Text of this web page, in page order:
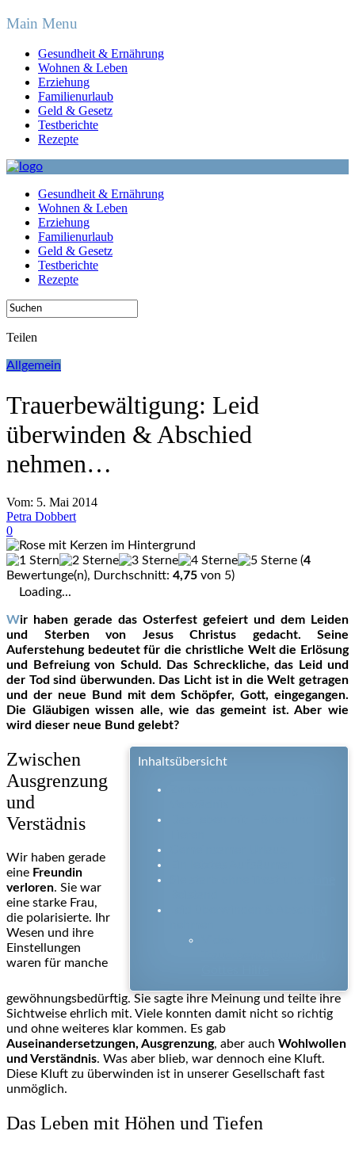
Main Menu
Gesundheit & Ernährung
Wohnen & Leben
Erziehung
Familienurlaub
Geld & Gesetz
Testberichte
Rezepte
Gesundheit & Ernährung
Wohnen & Leben
Erziehung
Familienurlaub
Geld & Gesetz
Testberichte
Rezepte
Teilen
Allgemein
Trauerbewältigung: Leid
überwinden & Abschied
nehmen…
Vom: 5. Mai 2014
Petra Dobbert
0
(4
Bewertunge(n), Durchschnitt: 4,75 von 5)
Loading...
Wir haben gerade das Osterfest gefeiert und dem Leiden
und Sterben von Jesus Christus gedacht. Seine
Auferstehung bedeutet für die christliche Welt die Erlösung
und Befreiung von Schuld. Das Schreckliche, das Leid und
der Tod sind überwunden. Das Licht ist in die Welt getragen
und der neue Bund mit dem Schöpfer, Gott, eingegangen.
Die Gläubigen wissen alle, wie das gemeint ist. Aber wie
wird dieser neue Bund gelebt?
Inhaltsübersicht
Zwischen
Ausgrenzung
und
Verstädnis
Wir haben gerade
eine Freundin
verloren. Sie war
eine starke Frau,
die polarisierte. Ihr
Wesen und ihre
Einstellungen
waren für manche
gewöhnungsbedürftig. Sie sagte ihre Meinung und teilte ihre
Sichtweise ehrlich mit. Viele konnten damit nicht so richtig
und ohne weiteres klar kommen. Es gab
Auseinandersetzungen, Ausgrenzung, aber auch Wohlwollen
und Verständnis. Was aber blieb, war dennoch eine Kluft.
Diese Kluft zu überwinden ist in unserer Gesellschaft fast
unmöglich.
Das Leben mit Höhen und Tiefen